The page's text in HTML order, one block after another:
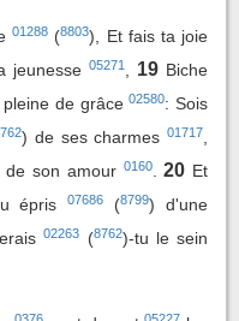
01288 (8803), Et fais ta joie
jeunesse05271 19 Biche
de grâce02580: Sois
) de ses charmes01717
de son amour 0160. 20 Et
épris07686 (8799) d'une
02263 (8762)-tu le sein